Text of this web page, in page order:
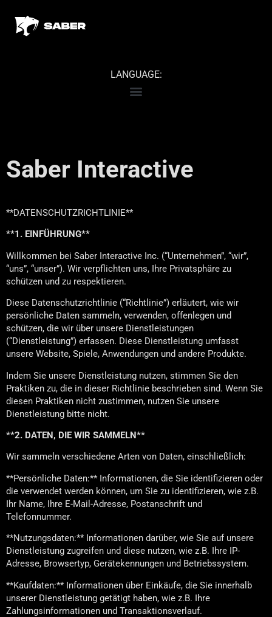
LANGUAGE:
Saber Interactive
**DATENSCHUTZRICHTLINIE**
**1. EINFÜHRUNG**
Willkommen bei Saber Interactive Inc. (“Unternehmen”, “wir”,
“uns”, “unser”). Wir verpflichten uns, Ihre Privatsphäre zu
schützen und zu respektieren.
Diese Datenschutzrichtlinie (“Richtlinie”) erläutert, wie wir
persönliche Daten sammeln, verwenden, offenlegen und
schützen, die wir über unsere Dienstleistungen
(“Dienstleistung”) erfassen. Diese Dienstleistung umfasst
unsere Website, Spiele, Anwendungen und andere Produkte.
Indem Sie unsere Dienstleistung nutzen, stimmen Sie den
Praktiken zu, die in dieser Richtlinie beschrieben sind. Wenn Sie
diesen Praktiken nicht zustimmen, nutzen Sie unsere
Dienstleistung bitte nicht.
**2. DATEN, DIE WIR SAMMELN**
Wir sammeln verschiedene Arten von Daten, einschließlich:
**Persönliche Daten:** Informationen, die Sie identifizieren oder
die verwendet werden können, um Sie zu identifizieren, wie z.B.
Ihr Name, Ihre E-Mail-Adresse, Postanschrift und
Telefonnummer.
**Nutzungsdaten:** Informationen darüber, wie Sie auf unsere
Dienstleistung zugreifen und diese nutzen, wie z.B. Ihre IP-
Adresse, Browsertyp, Gerätekennungen und Betriebssystem.
**Kaufdaten:** Informationen über Einkäufe, die Sie innerhalb
unserer Dienstleistung getätigt haben, wie z.B. Ihre
Zahlungsinformationen und Transaktionsverlauf.